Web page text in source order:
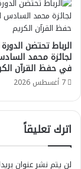
الرباط تحتضن
لجائزة محمد
في حفظ القرآن
7 أغسطس 2026
اترك تعليقاً
لن يتم نشر عنوان